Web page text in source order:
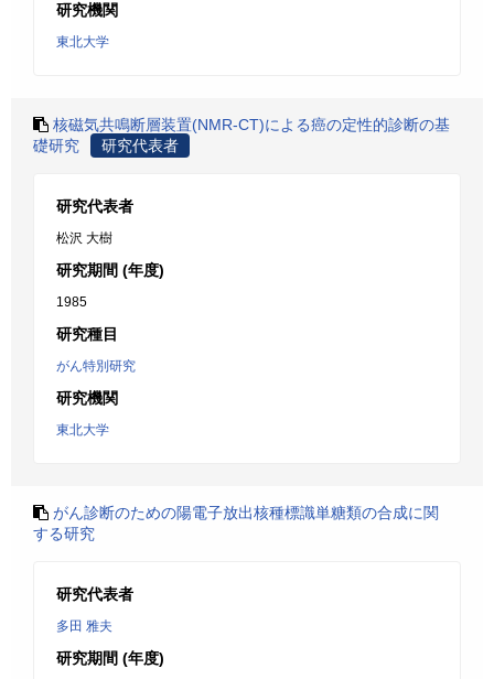
研究機関
東北大学
核磁気共鳴断層装置(NMR-CT)による癌の定性的診断の基
礎研究
研究代表者
研究代表者
松沢 大樹
研究期間 (年度)
1985
研究種目
がん特別研究
研究機関
東北大学
がん診断のための陽電子放出核種標識単糖類の合成に関
する研究
研究代表者
多田 雅夫
研究期間 (年度)